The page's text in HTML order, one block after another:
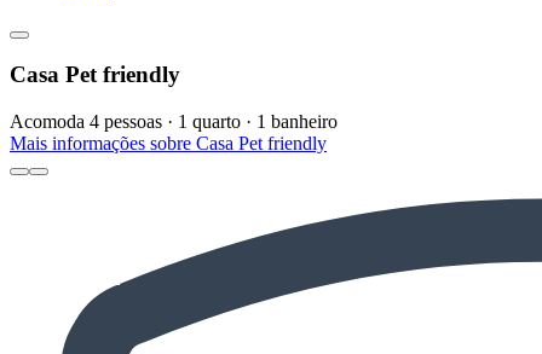
Casa Pet friendly
Acomoda 4 pessoas · 1 quarto · 1 banheiro
Mais informações sobre Casa Pet friendly